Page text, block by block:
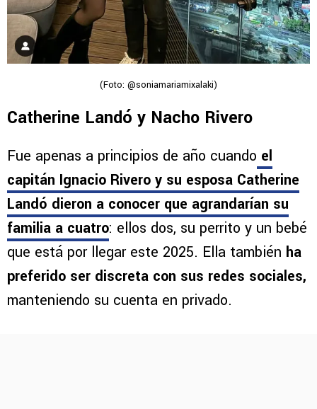
(Foto: @soniamariamixalaki)
Catherine Landó y Nacho Rivero
Fue apenas a principios de año cuando el
capitán Ignacio Rivero y su esposa Catherine
Landó dieron a conocer que agrandarían su
familia a cuatro: ellos dos, su perrito y un bebé
que está por llegar este 2025. Ella también ha
preferido ser discreta con sus redes sociales,
manteniendo su cuenta en privado.